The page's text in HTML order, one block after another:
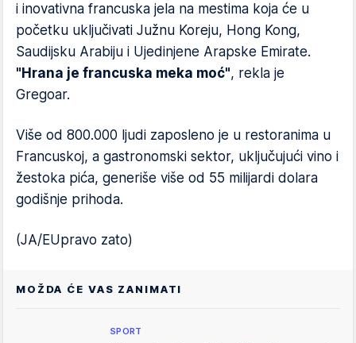
i inovativna francuska jela na mestima koja će u
početku uključivati Južnu Koreju, Hong Kong,
Saudijsku Arabiju i Ujedinjene Arapske Emirate.
"Hrana je francuska meka moć", rekla je
Gregoar.
Više od 800.000 ljudi zaposleno je u restoranima u
Francuskoj, a gastronomski sektor, uključujući vino i
žestoka pića, generiše više od 55 milijardi dolara
godišnje prihoda.
(JA/EUpravo zato)
MOŽDA ĆE VAS ZANIMATI
SPORT